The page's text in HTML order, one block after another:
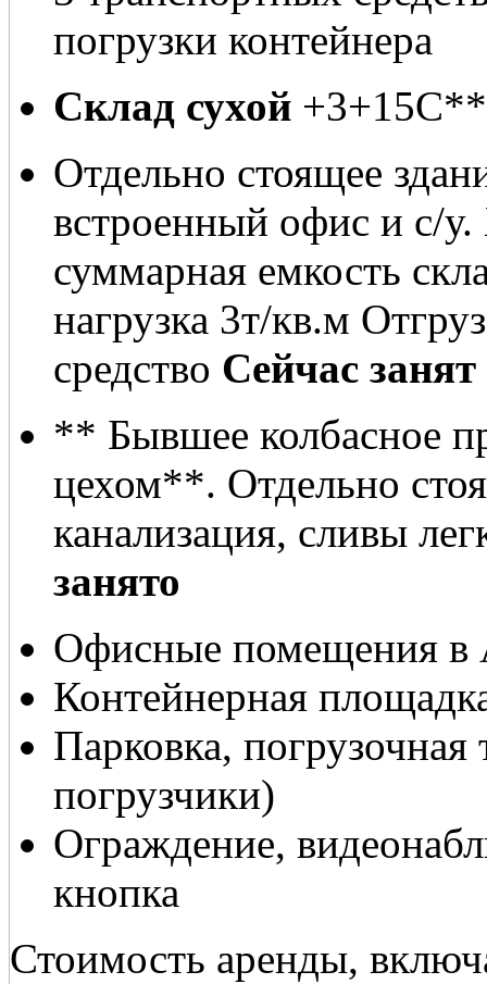
погрузки контейнера
Склад сухой +3+15С**
Отдельно стоящее
встроенный офис и с/
суммарная емкость
нагрузка 3т/кв.м
средство Сейчас занят
** Бывшее колбасное
цехом**. Отдельно
канализация, сливы
занято
Офисные помещения
Контейнерная
Парковка,
погрузчики)
Ограждение,
кнопка
Стоимость аренды,